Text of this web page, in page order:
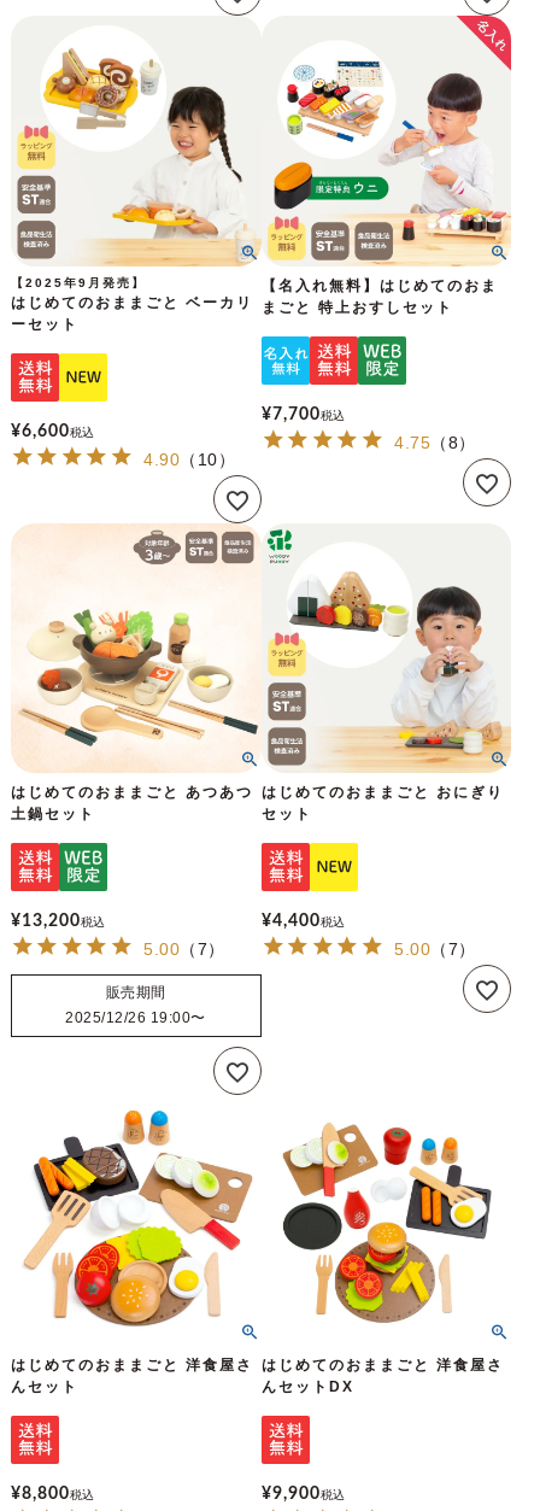
【2025年9月発売】
はじめてのおままごと ベーカリ
ーセット
¥6,600税込
4.90 （ 10）
【名入れ無料】はじめてのおま
まごと 特上おすしセット
¥7,700税込
4.75 （8）
はじめてのおままごと あつあつ
土鍋セット
¥13,200税込
5.00 （7）
販売期間
2025/12/26 19:00〜
はじめてのおままごと おにぎり
セット
¥4,400税込
5.00 （7）
はじめてのおままごと 洋食屋さ
んセット
¥8,800税込
はじめてのおままごと 洋食屋さ
んセットDX
¥9,900税込